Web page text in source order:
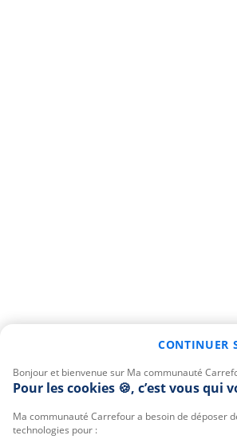
Bonjour et bienvenue sur Ma communauté
Pour les cookies 🍪, c’est vous qui
Ma communauté Carrefour a besoin de déposer
technologies pour :
CONTINUER